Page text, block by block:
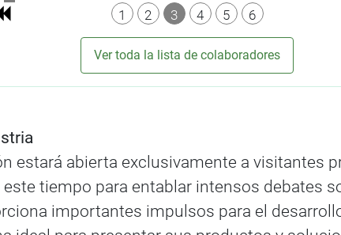
1 2 3 4 5 6
Ver toda la lista de colaboradores
estará abierta exclusivamente a visitantes
tiempo para entablar intensos debates
importantes impulsos para el